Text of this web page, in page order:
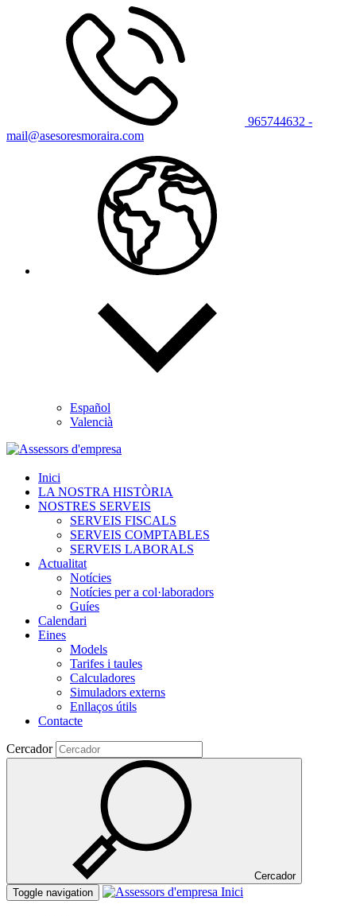
965744632 -
mail@asesoresmoraira.com
Español
Valencià
Inici
LA NOSTRA HISTÒRIA
NOSTRES SERVEIS
SERVEIS FISCALS
SERVEIS COMPTABLES
SERVEIS LABORALS
Actualitat
Notícies
Notícies per a col·laboradors
Guíes
Calendari
Eines
Models
Tarifes i taules
Calculadores
Simuladors externs
Enllaços útils
Contacte
Cercador
Cercador
Toggle navigation
Inici